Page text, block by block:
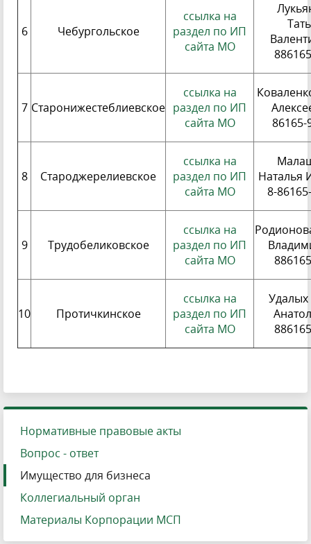
6 Чебургольское
ссылка на
раздел по ИП
сайта МО
7 Старонижестеблиевское
ссылка на
раздел по ИП
сайта МО
86165-
8 Староджерелиевское
ссылка на
раздел по ИП
сайта МО
Наталья
8-
9 Трудобеликовское
ссылка на
раздел по ИП
сайта МО
10 Протичкинское
ссылка на
раздел по ИП
сайта МО
Удалых
Нормативные правовые акты
Вопрос - ответ
Имущество для бизнеса
Коллегиальный орган
Материалы Корпорации МСП